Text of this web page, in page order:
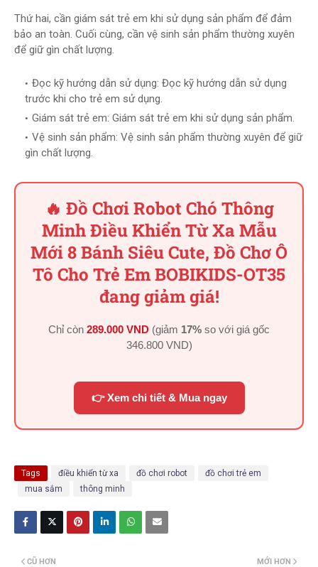
Thứ hai, cần giám sát trẻ em khi sử dụng sản phẩm để đảm
bảo an toàn. Cuối cùng, cần vệ sinh sản phẩm thường xuyên
để giữ gìn chất lượng.
Đọc kỹ hướng dẫn sử dụng: Đọc kỹ hướng dẫn sử dụng
trước khi cho trẻ em sử dụng.
Giám sát trẻ em: Giám sát trẻ em khi sử dụng sản phẩm.
Vệ sinh sản phẩm: Vệ sinh sản phẩm thường xuyên để giữ
gìn chất lượng.
🔥 Đồ Chơi Robot Chó Thông
Minh Điều Khiển Từ Xa Mẫu
Mới 8 Bánh Siêu Cute, Đồ Chơ Ô
Tô Cho Trẻ Em BOBIKIDS-OT35
đang giảm giá!
Chỉ còn 289.000 VND (giảm 17% so với giá gốc
346.800 VND)
👉 Xem chi tiết & Mua ngay
Tags điều khiển từ xa đồ chơi robot
đồ chơi trẻ em
mua sắm
thông minh
MỚI HƠN
CŨ HƠN